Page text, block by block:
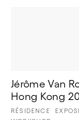
Jérôme Van
Hong Kong
RÉSIDENCE